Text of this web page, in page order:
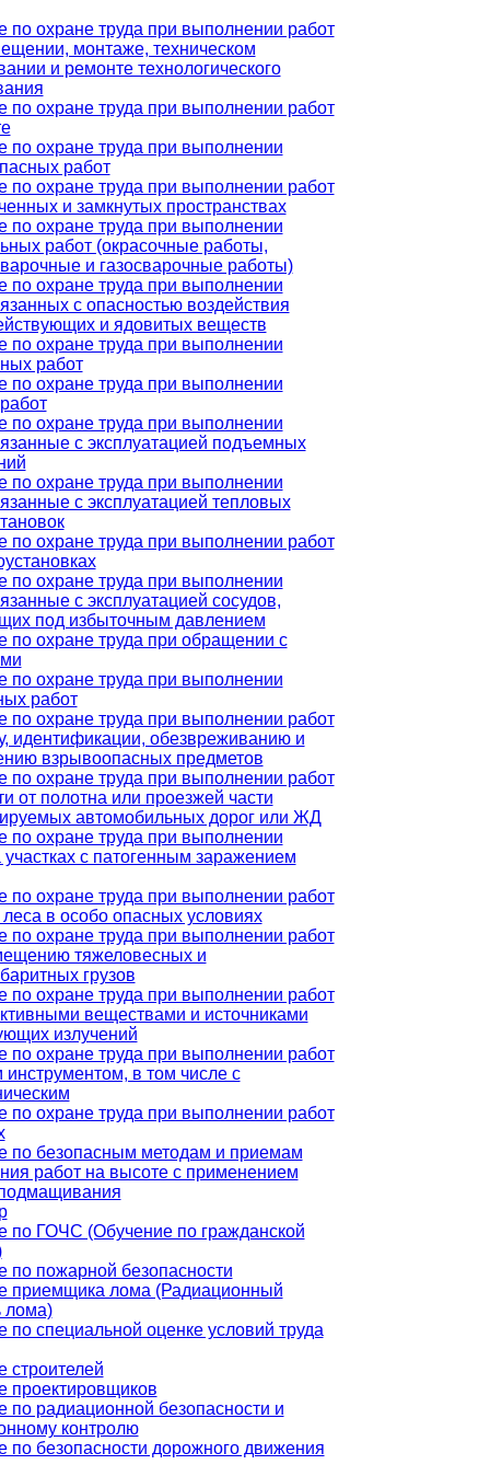
по охране труда при выполнении работ
монтаже, техническом
и ремонте технологического
по охране труда при выполнении работ
по охране труда при выполнении
работ
по охране труда при выполнении работ
и замкнутых пространствах
по охране труда при выполнении
работ (окрасочные работы,
и газосварочные работы)
по охране труда при выполнении
с опасностью воздействия
и ядовитых веществ
по охране труда при выполнении
работ
по охране труда при выполнении
по охране труда при выполнении
с эксплуатацией подъемных
по охране труда при выполнении
с эксплуатацией тепловых
по охране труда при выполнении работ
по охране труда при выполнении
с эксплуатацией сосудов,
под избыточным давлением
по охране труда при обращении с
по охране труда при выполнении
работ
по охране труда при выполнении работ
идентификации, обезвреживанию и
взрывоопасных предметов
по охране труда при выполнении работ
от полотна или проезжей части
автомобильных дорог или ЖД
по охране труда при выполнении
участках с патогенным заражением
по охране труда при выполнении работ
в особо опасных условиях
по охране труда при выполнении работ
тяжеловесных и
грузов
по охране труда при выполнении работ
веществами и источниками
излучений
по охране труда при выполнении работ
в том числе с
по охране труда при выполнении работ
по безопасным методам и приемам
работ на высоте с применением
по ГОЧС (Обучение по гражданской
по пожарной безопасности
приемщика лома (Радиационный
лома)
по специальной оценке условий труда
строителей
проектировщиков
по радиационной безопасности и
контролю
по безопасности дорожного движения